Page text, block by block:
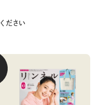
ださい